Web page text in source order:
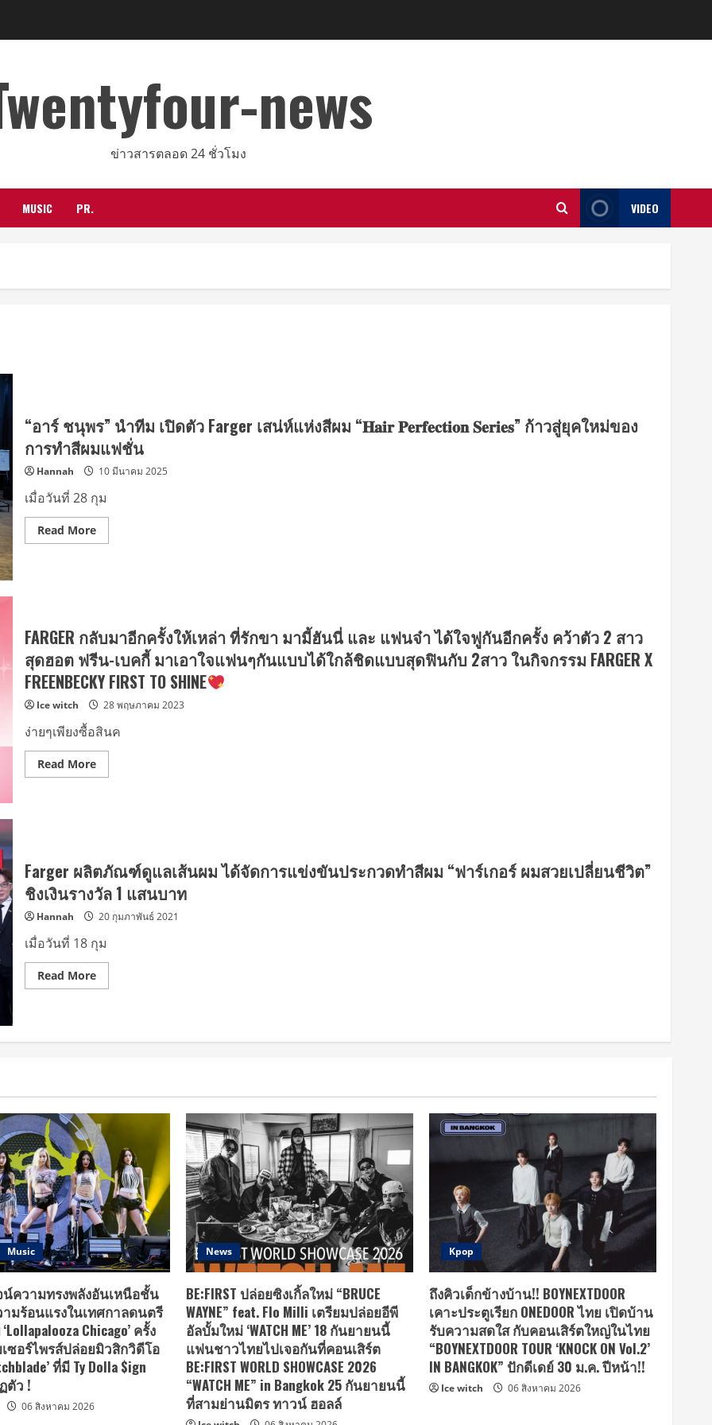
news
ข่าวสารตลอด 24 ชั่วโมง
MUSIC PR. VIDEO
“อาร์ ชนุพร” นำทีม เปิดตัว Farger เสน่ห์แห่งสีผม “𝐇𝐚𝐢𝐫 𝐏𝐞𝐫𝐟𝐞𝐜𝐭𝐢𝐨𝐧 𝐒𝐞𝐫𝐢𝐞𝐬” ก้าวสู่ยุคใหม่ของ
การทำสีผมแฟชั่น
Hannah 10 มีนาคม 2025
เมื่อวันที่ 28 กุม
Read MoreRead
more
ตัว
Farger
เสน่ห์
แห่ง
สีผม
“𝐇𝐚𝐢𝐫
𝐏𝐞𝐫𝐟𝐞𝐜𝐭𝐢𝐨𝐧
𝐒𝐞𝐫𝐢𝐞𝐬”
สู่
ยุค
ใหม่
ของ
การ
FARGER กลับมาอีกครั้งให้เหล่า ที่รักขา มามี้ฮันนี่ และ แฟนจ๋า ได้ใจฟูกันอีกครั้ง คว้าตัว 2 สาว
สุดฮอต ฟรีน-เบคกี้ มาเอาใจแฟนๆกันแบบได้ใกล้ชิดแบบสุดฟินกับ 2สาว ในกิจกรรม FARGER X
FREENBECKY FIRST TO SHINE
Ice witch 28 พฤษภาคม 2023
ง่ายๆเพียงซื้อสินค
Read MoreRead
more
เหล่า
ที่รัก
ขา
มา
นี่
แฟน
จ๋า
ได้ใจ
ฟู
กัน
2
เบค
มา
เอา
ใจ
แฟนๆ
กัน
แบบ
ได้
ใกล้
ชิด
แบบ
สุด
ฟิ
นกับ
2สาว
ใน
กิจกรรม
FARGER
X
FREENBECKY
FIRST
TO
SHINE
Farger ผลิตภัณฑ์ดูแลเส้นผม ได้จัดการแข่งขันประกวดทำสีผม “ฟาร์เกอร์ ผมสวยเปลี่ยนชีวิต”
ชิงเงินรางวัล 1 แสนบาท
Hannah 20 กุมภาพันธ์ 2021
เมื่อวันที่ 18 กุม
Read MoreRead
more
เส้นผม
ทำ
“ฟาร์
เกอร์
ผม
สวย
เปลี่ยน
ชีวิต”
ชิง
เงิน
รางวัล
1
แสน
บาท
Music
น์ความทรงพลังอันเหนือชั้น
มร้อนแรงในเทศกาลดนตรี
Chicago’ ครั้ง
ซอร์ไพรส์ปล่อยมิวสิกวิดีโอ
ที่มี Ty Dolla $ign
ตัว !
06 สิงหาคม 2026
News
BE:FIRST ปล่อยซิงเกิ้ลใหม่ “BRUCE
WAYNE” feat. Flo Milli เตรียมปล่อยอีพี
อัลบั้มใหม่ ‘WATCH ME’ 18 กันยายนนี้
แฟนชาวไทยไปเจอกันที่คอนเสิร์ต
BE:FIRST WORLD SHOWCASE 2026
“WATCH ME” in Bangkok 25 กันยายนนี้
ที่สามย่านมิตร ทาวน์ ฮอลล์
Kpop
ถึงคิวเด็กข้างบ้าน!! BOYNEXTDOOR
เคาะประตูเรียก ONEDOOR ไทย เปิดบ้าน
รับความสดใส กับคอนเสิร์ตใหญ่ในไทย
“BOYNEXTDOOR TOUR ‘KNOCK ON Vol.2’
IN BANGKOK” ปักดีเดย์ 30 ม.ค. ปีหน้า!!
Ice witch 06 สิงหาคม 2026